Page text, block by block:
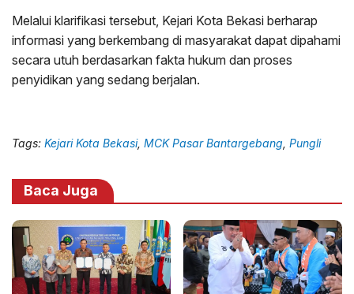
Melalui klarifikasi tersebut, Kejari Kota Bekasi berharap
informasi yang berkembang di masyarakat dapat dipahami
secara utuh berdasarkan fakta hukum dan proses
penyidikan yang sedang berjalan.
Tags: Kejari Kota Bekasi, MCK Pasar Bantargebang Pungli
Baca Juga